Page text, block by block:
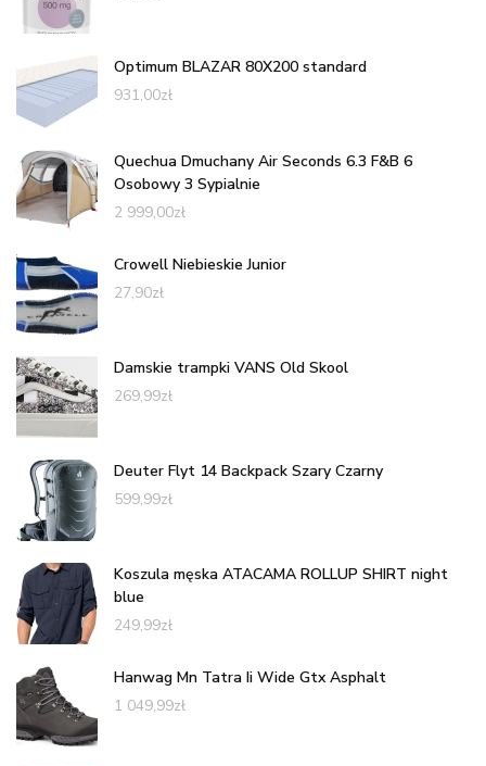
Optimum BLAZAR 80X200 standard
931,00zł
Quechua Dmuchany Air Seconds 6.3 F&B 6
Osobowy 3 Sypialnie
2 999,00zł
Crowell Niebieskie Junior
27,90zł
Damskie trampki VANS Old Skool
269,99zł
Deuter Flyt 14 Backpack Szary Czarny
599,99zł
Koszula męska ATACAMA ROLLUP SHIRT night
blue
249,99zł
Hanwag Mn Tatra Ii Wide Gtx Asphalt
1 049,99zł